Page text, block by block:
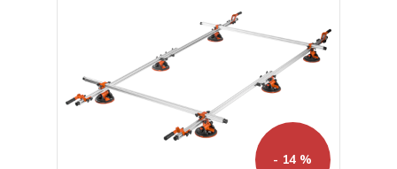
- 14 %